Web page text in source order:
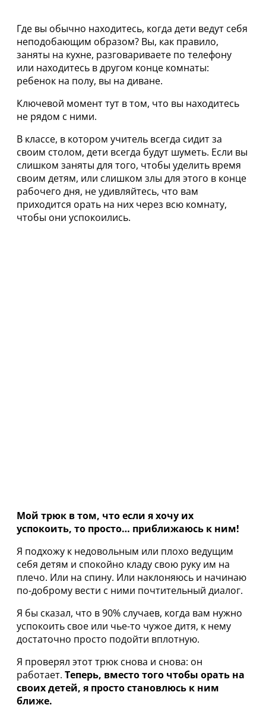
Где вы обычно находитесь, когда дети ведут себя
неподобающим образом? Вы, как правило,
заняты на кухне, разговариваете по телефону
или находитесь в другом конце комнаты:
ребенок на полу, вы на диване.
Ключевой момент тут в том, что вы находитесь
не рядом с ними.
В классе, в котором учитель всегда сидит за
своим столом, дети всегда будут шуметь. Если вы
слишком заняты для того, чтобы уделить время
своим детям, или слишком злы для этого в конце
рабочего дня, не удивляйтесь, что вам
приходится орать на них через всю комнату,
чтобы они успокоились.
Мой трюк в том, что если я хочу их
успокоить, то просто… приближаюсь к ним!
Я подхожу к недовольным или плохо ведущим
себя детям и спокойно кладу свою руку им на
плечо. Или на спину. Или наклоняюсь и начинаю
по-доброму вести с ними почтительный диалог.
Я бы сказал, что в 90% случаев, когда вам нужно
успокоить свое или чье-то чужое дитя, к нему
достаточно просто подойти вплотную.
Я проверял этот трюк снова и снова: он
работает. Теперь, вместо того чтобы орать на
своих детей, я просто становлюсь к ним
ближе.